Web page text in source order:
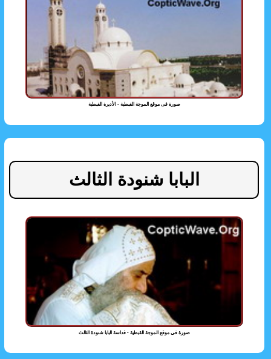
صورة فى موقع الموجة القبطية - الأديرة القبطية
البابا شنودة الثالث
صورة فى موقع الموجة القبطية - قداسة البابا شنودة الثالث